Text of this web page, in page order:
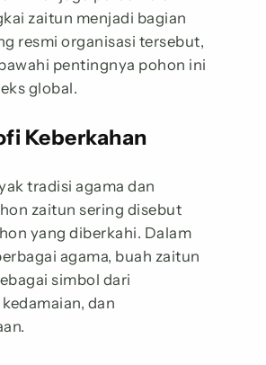
zaitun menjadi bagian
resmi organisasi tersebut,
pentingnya pohon ini
global.
Keberkahan
tradisi agama dan
zaitun sering disebut
yang diberkahi. Dalam
agama, buah zaitun
simbol dari
dan